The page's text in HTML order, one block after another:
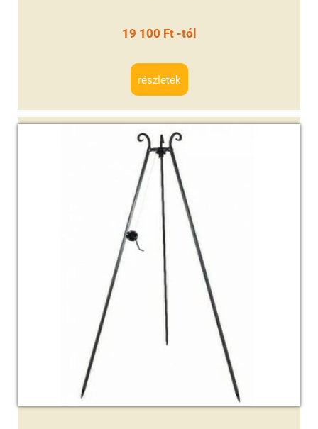
19 100 Ft -tól
részletek